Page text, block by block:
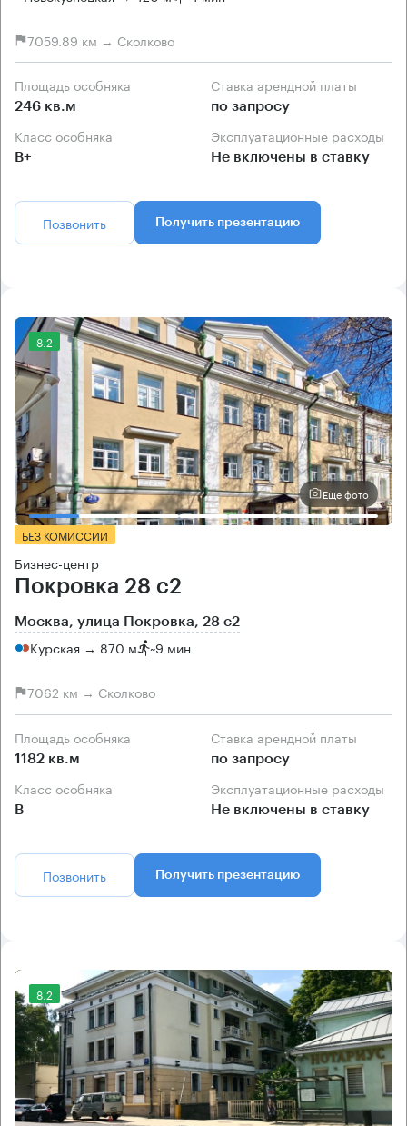
7059.89 км → Сколково
Площадь особняка
246 кв.м
Ставка арендной платы
по запросу
Класс особняка
B+
Эксплуатационные расходы
Не включены в ставку
Позвонить Получить презентацию
8.2
Еще фото
БЕЗ КОМИССИИ
Бизнес-центр
Покровка 28 с2
Москва, улица Покровка, 28 с2
Курская → 870 м ~9 мин
7062 км → Сколково
Площадь особняка
1182 кв.м
Ставка арендной платы
по запросу
Класс особняка
B
Эксплуатационные расходы
Не включены в ставку
Позвонить Получить презентацию
8.2